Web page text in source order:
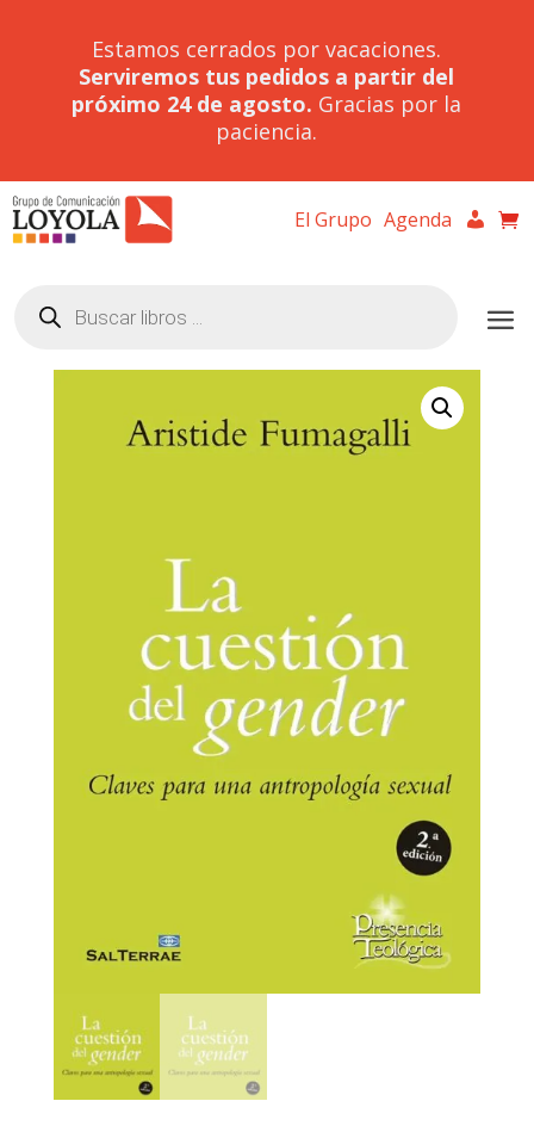
Estamos cerrados por vacaciones.
Serviremos tus pedidos a partir del
próximo 24 de agosto. Gracias por la
paciencia.
El Grupo Agenda
productos